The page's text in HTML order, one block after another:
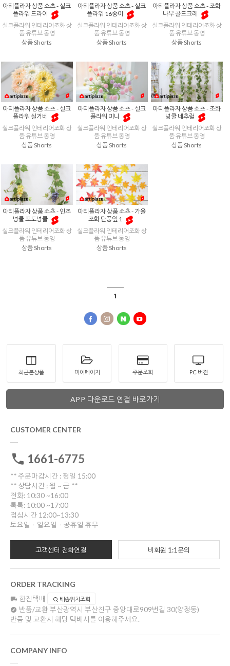
아티플라자 상품 쇼츠 - 실크
플라워 드라이
실크플라워 인테리어조화 상
품 유튜브 동영
상품 Shorts
아티플라자 상품 쇼츠 - 실크
플라워 16송이
실크플라워 인테리어조화 상
품 유튜브 동영
상품 Shorts
아티플라자 상품 쇼츠 - 조화
나무 골드크레
실크플라워 인테리어조화 상
품 유튜브 동영
상품 Shorts
아티플라자 상품 쇼츠 - 실크
플라워 실거베
실크플라워 인테리어조화 상
품 유튜브 동영
상품 Shorts
아티플라자 상품 쇼츠 - 실크
플라워 미니
실크플라워 인테리어조화 상
품 유튜브 동영
상품 Shorts
아티플라자 상품 쇼츠 - 조화
넝쿨 네추럴
실크플라워 인테리어조화 상
품 유튜브 동영
상품 Shorts
아티플라자 상품 쇼츠 - 인조
넝쿨 포도넝쿨
실크플라워 인테리어조화 상
품 유튜브 동영
상품 Shorts
아티플라자 상품 쇼츠 - 가을
조화 단풍잎 1
실크플라워 인테리어조화 상
품 유튜브 동영
상품 Shorts
1
최근본상품 마이페이지 주문조회 PC 버젼
APP 다운로드 연결 바로가기
CUSTOMER CENTER
1661-6775
** 주문마감시간 : 평일 15:00
** 상담시간 : 월 ~ 금 **
전화: 10:30 ~16:00
톡톡: 10:00 ~17:00
점심시간 12:00~13:30
토요일ㆍ일요일ㆍ공휴일 휴무
고객센터 전화연결 비회원 1:1문의
ORDER TRACKING
한진택배 배송위치조회
반품/교환 부산광역시 부산진구 중앙대로909번길 30(양정동)
반품 및 교환시 해당 택배사를 이용해주세요.
COMPANY INFO